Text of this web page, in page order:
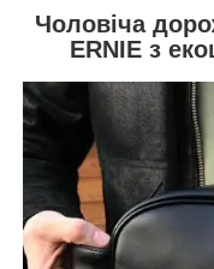
Чоловіча
ERNIE з